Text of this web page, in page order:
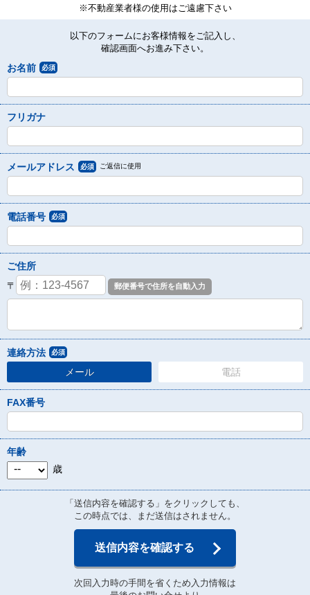
※不動産業者様の使用はご遠慮下さい
以下のフォームにお客様情報をご記入し、
確認画面へお進み下さい。
お名前 必須
フリガナ
メールアドレス 必須 ご返信に使用
電話番号 必須
ご住所
〒
連絡方法 必須
メール 電話
FAX番号
年齢
歳
「送信内容を確認する」をクリックしても、
この時点では、まだ送信はされません。
送信内容を確認する
次回入力時の手間を省くため入力情報は